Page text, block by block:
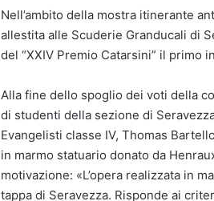
Nell’ambito della mostra itinerante
allestita alle Scuderie Granducali di
del “XXIV Premio Catarsini” il primo
Alla fine dello spoglio dei voti della
di studenti della sezione di
Evangelisti classe IV, Thomas
in marmo statuario donato da
motivazione: «L’opera realizzata in
tappa di Seravezza. Risponde ai